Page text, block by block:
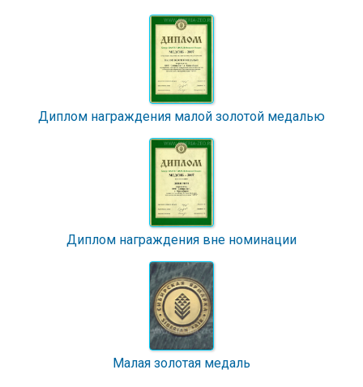
Диплом награждения малой золотой медалью
Диплом награждения вне номинации
Малая золотая медаль